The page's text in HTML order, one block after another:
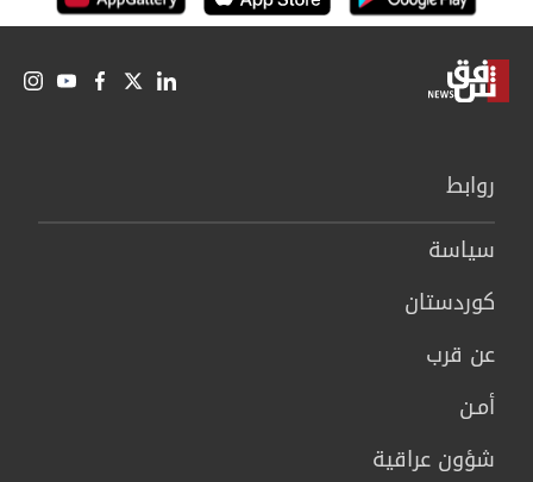
روابط
سیاسة
كوردستان
عن قرب
أمـن
شؤون عراقية